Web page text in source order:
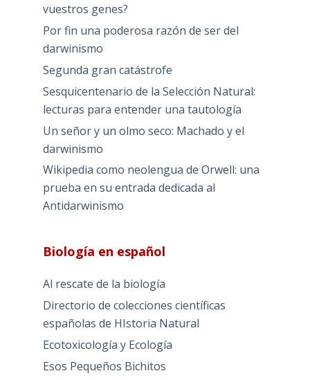
vuestros genes?
Por fin una poderosa razón de ser del
darwinismo
Segunda gran catástrofe
Sesquicentenario de la Selección Natural:
lecturas para entender una tautología
Un señor y un olmo seco: Machado y el
darwinismo
Wikipedia como neolengua de Orwell: una
prueba en su entrada dedicada al
Antidarwinismo
Biología en español
Al rescate de la biología
Directorio de colecciones científicas
españolas de HIstoria Natural
Ecotoxicología y Ecología
Esos Pequeños Bichitos